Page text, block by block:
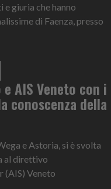
giuria che hanno
di Faenza, presso
AIS Veneto con i
conoscenza della
e Astoria, si è svolta
al direttivo
(AIS) Veneto